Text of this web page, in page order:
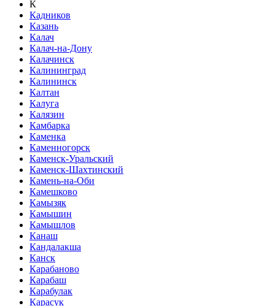
К
Кадников
Казань
Калач
Калач-на-Дону
Калачинск
Калининград
Калининск
Калтан
Калуга
Калязин
Камбарка
Каменка
Каменногорск
Каменск-Уральский
Каменск-Шахтинский
Камень-на-Оби
Камешково
Камызяк
Камышин
Камышлов
Канаш
Кандалакша
Канск
Карабаново
Карабаш
Карабулак
Карасук